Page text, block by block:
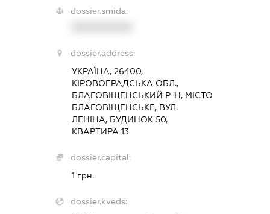
dossier.smida:
dossier.address:
УКРАЇНА, 26400,
КІРОВОГРАДСЬКА ОБЛ.,
БЛАГОВІЩЕНСЬКИЙ Р-Н, МІСТО
БЛАГОВІЩЕНСЬКЕ, ВУЛ.
ЛЕНІНА, БУДИНОК 50,
КВАРТИРА 13
dossier.capital:
1 грн.
dossier.kveds: